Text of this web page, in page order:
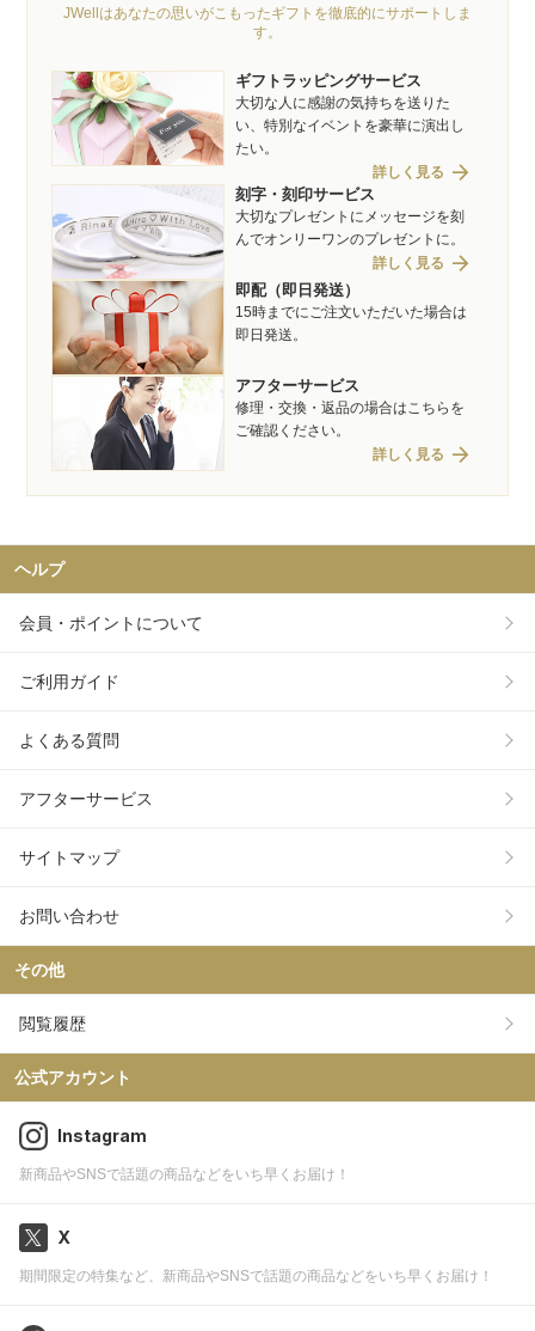
JWellはあなたの思いがこもったギフトを徹底的にサポートしま
す。
ギフトラッピングサービス
大切な人に感謝の気持ちを送りた
い、特別なイベントを豪華に演出し
たい。
詳しく見る arrow_forward
刻字・刻印サービス
大切なプレゼントにメッセージを刻
んでオンリーワンのプレゼントに。
詳しく見る arrow_forward
即配（即日発送）
15時までにご注文いただいた場合は
即日発送。
アフターサービス
修理・交換・返品の場合はこちらを
ご確認ください。
詳しく見る arrow_forward
ヘルプ
会員・ポイントについて
ご利用ガイド
よくある質問
アフターサービス
サイトマップ
お問い合わせ
その他
閲覧履歴
公式アカウント
Instagram
新商品やSNSで話題の商品などをいち早くお届け！
X
期間限定の特集など、新商品やSNSで話題の商品などをいち早くお届け！